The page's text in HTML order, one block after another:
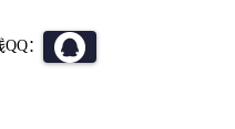
：